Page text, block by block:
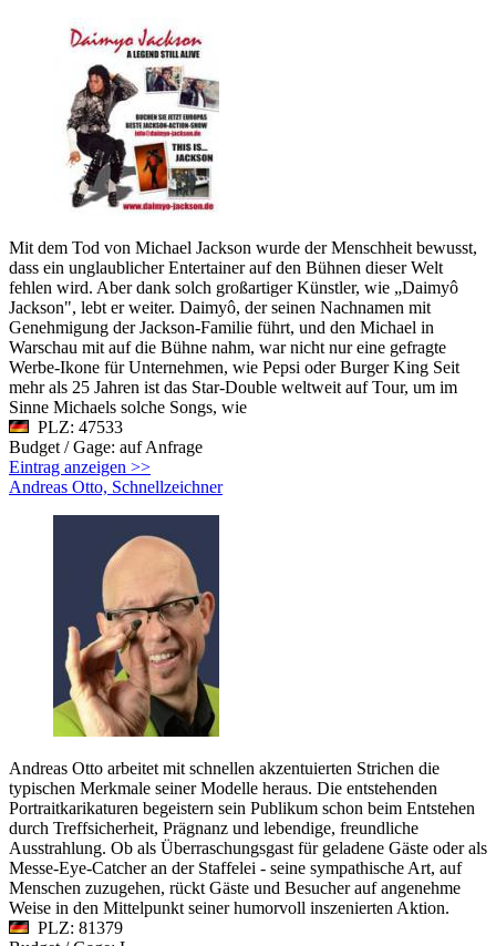
Mit dem Tod von Michael Jackson wurde der Menschheit bewusst,
dass ein unglaublicher Entertainer auf den Bühnen dieser Welt
fehlen wird. Aber dank solch großartiger Künstler, wie „Daimyô
Jackson", lebt er weiter. Daimyô, der seinen Nachnamen mit
Genehmigung der Jackson-Familie führt, und den Michael in
Warschau mit auf die Bühne nahm, war nicht nur eine gefragte
Werbe-Ikone für Unternehmen, wie Pepsi oder Burger King Seit
mehr als 25 Jahren ist das Star-Double weltweit auf Tour, um im
Sinne Michaels solche Songs, wie
PLZ: 47533
Budget / Gage: auf Anfrage
Eintrag anzeigen >>
Andreas Otto, Schnellzeichner
Andreas Otto arbeitet mit schnellen akzentuierten Strichen die
typischen Merkmale seiner Modelle heraus. Die entstehenden
Portraitkarikaturen begeistern sein Publikum schon beim Entstehen
durch Treffsicherheit, Prägnanz und lebendige, freundliche
Ausstrahlung. Ob als Überraschungsgast für geladene Gäste oder als
Messe-Eye-Catcher an der Staffelei - seine sympathische Art, auf
Menschen zuzugehen, rückt Gäste und Besucher auf angenehme
Weise in den Mittelpunkt seiner humorvoll inszenierten Aktion.
PLZ: 81379